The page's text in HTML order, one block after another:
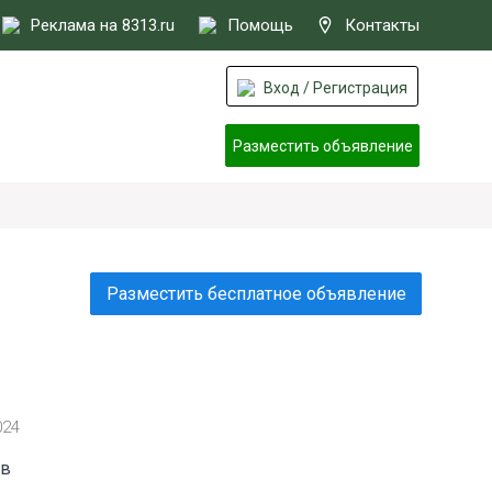
Реклама на 8313.ru Помощь Контакты
Вход / Регистрация
Разместить объявление
Разместить бесплатное объявление